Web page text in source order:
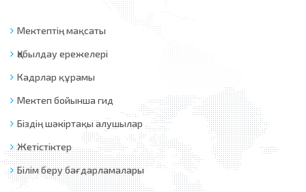
Мектептің мақсаты
Қабылдау ережелері
Кадрлар құрамы
Мектеп бойынша гид
Біздің шәкіртақы алушылар
Жетістіктер
Білім беру бағдарламалары